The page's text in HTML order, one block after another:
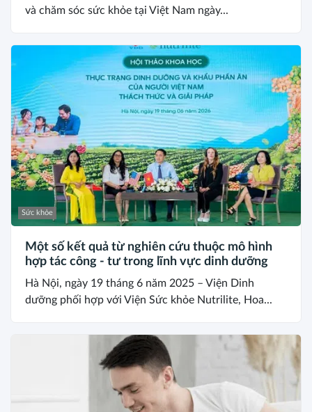
và chăm sóc sức khỏe tại Việt Nam ngày...
Sức khỏe
Một số kết quả từ nghiên cứu thuộc mô hình
hợp tác công - tư trong lĩnh vực dinh dưỡng
Hà Nội, ngày 19 tháng 6 năm 2025 – Viện Dinh
dưỡng phối hợp với Viện Sức khỏe Nutrilite, Hoa...